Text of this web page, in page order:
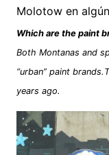
Molotow en
Which are the paint
Both Montanas and
“urban” paint
years ago.